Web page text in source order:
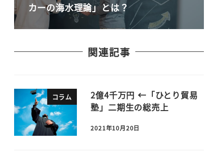
カーの海水理論」とは？
関連記事
コラム
2億4千万円 ←「ひとり貿易
塾」二期生の総売上
2021年10月20日